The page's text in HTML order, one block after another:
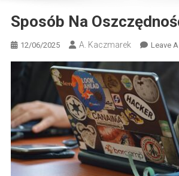
Sposób Na
12/06/2025 A. Kaczmarek Leave